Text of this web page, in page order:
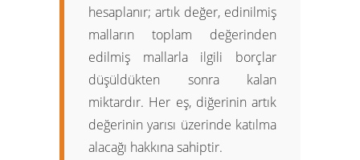
hesaplanır; artık değer, edinilmiş
malların toplam değerinden
edilmiş mallarla ilgili borçlar
düşüldükten sonra kalan
miktardır. Her eş, diğerinin artık
değerinin yarısı üzerinde katılma
alacağı hakkına sahiptir.